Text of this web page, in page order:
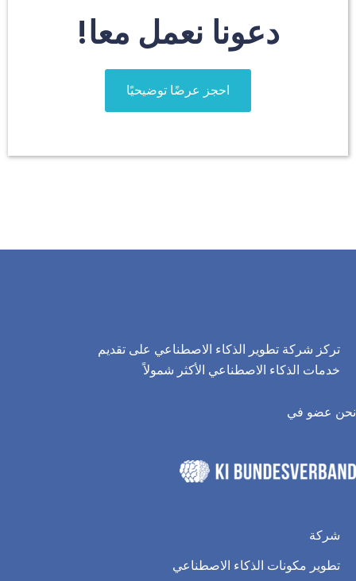
دعونا نعمل معا!
احجز عرضًا توضيحيًا
تركز شركة تطوير الذكاء الاصطناعي على تقديم
خدمات الذكاء الاصطناعي الأكثر شمولاً
نحن عضو في
شركة
تطوير مكونات الذكاء الاصطناعي